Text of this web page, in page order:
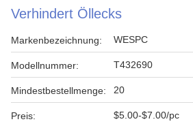
Verhindert Öllecks
Markenbezeichnung: WESPC
Modellnummer: T432690
Mindestbestellmenge: 20
Preis: $5.00-$7.00/pc